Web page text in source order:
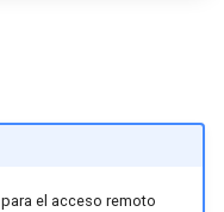
para el acceso remoto